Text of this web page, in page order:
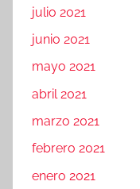
julio 2021
junio 2021
mayo 2021
abril 2021
marzo 2021
febrero 2021
enero 2021